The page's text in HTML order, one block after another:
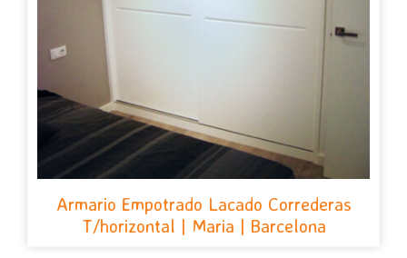
Armario Empotrado Lacado Correderas
T/horizontal | Maria | Barcelona